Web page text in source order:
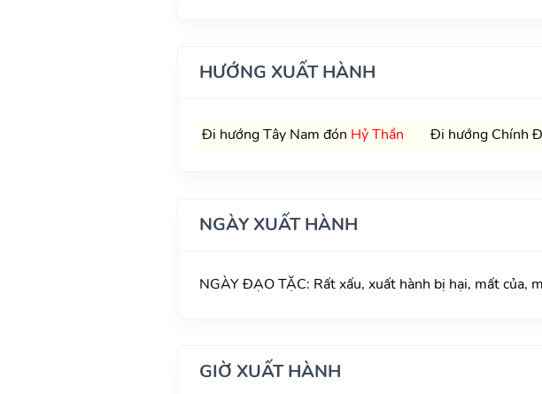
HƯỚNG XUẤT HÀNH
Đi hướng Tây Nam đón Hỷ Thần Đi hướng Chính
NGÀY XUẤT HÀNH
NGÀY ĐẠO TẶC: Rất xấu, xuất hành bị hại, mất của,
GIỜ XUẤT HÀNH